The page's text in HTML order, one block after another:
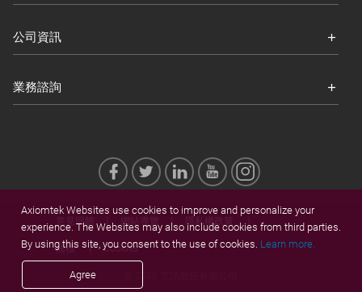
公司資訊
業務諮詢
意見回饋 隱私權政策
商標 Cookies
Axiomtek Websites use cookies to improve and personalize your
experience. The Websites may also include cookies from third parties.
By using this site, you consent to the use of cookies. Learn more.
Agree